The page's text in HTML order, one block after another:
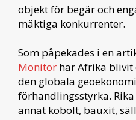
objekt för begär och
mäktiga konkurrenter.
Som påpekades i en
Monitor har Afrika blivit
den globala
förhandlingsstyrka.
annat kobolt, bauxit,